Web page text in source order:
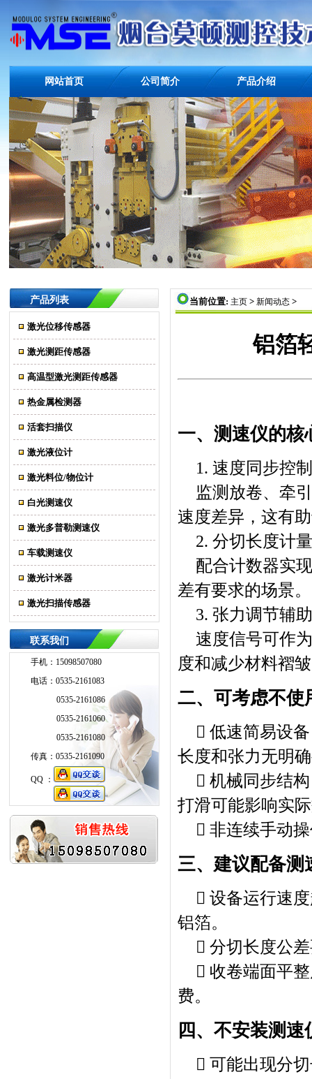
网站首页 公司简介 产品介绍
产品列表
激光位移传感器
激光测距传感器
高温型激光测距传感器
热金属检测器
活套扫描仪
激光液位计
激光料位/物位计
白光测速仪
激光多普勒测速仪
车载测速仪
激光计米器
激光扫描传感器
联系我们
手机：15098507080
电话：0535-2161083
0535-2161086
0535-2161060
0535-2161080
传真：0535-2161090
QQ ：
当前位置: 主页 > 新闻动态 >
铝箔
一、测速仪的核
1. 速度同步控制
监测放卷、牵
速度差异，这有
2. 分切长度计量
配合计数器实
差有要求的场景。
3. 张力调节辅助
速度信号可作
度和减少材料褶
二、可考虑不使
 低速简易设
长度和张力无明
 机械同步结
打滑可能影响实
 非连续手动
三、建议配备测
 设备运行速
铝箔。
 分切长度公
 收卷端面平
费。
四、不安装测
 可能出现分